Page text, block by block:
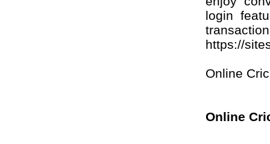
login
https://
Online
Online